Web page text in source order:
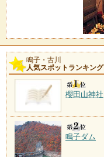
鳴子・古川
人気スポットランキング
櫻田山神社
鳴子ダム